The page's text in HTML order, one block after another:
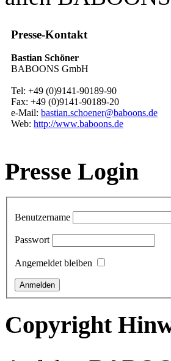
Presse-Kontakt
Bastian Schöner
BABOONS GmbH
Tel: +49 (0)9141-90189-90
Fax: +49 (0)9141-90189-20
e-Mail: bastian.schoener@baboons.de
Web: http://www.baboons.de
Presse Login
Benutzername
Passwort
Angemeldet bleiben
Copyright